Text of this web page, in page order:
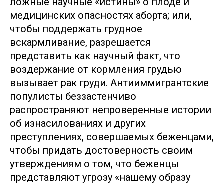
медицинских опасностях аборта; или,
чтобы поддержать грудное
вскармливание, разрешается
представить как научный факт, что
воздержание от кормления грудью
вызывает рак груди. Антииммигрантские
популисты беззастенчиво
распространяют непроверенные истории
об изнасилованиях и других
преступлениях, совершаемых беженцами,
чтобы придать достоверность своим
утверждениям о том, что беженцы
представляют угрозу «нашему образу